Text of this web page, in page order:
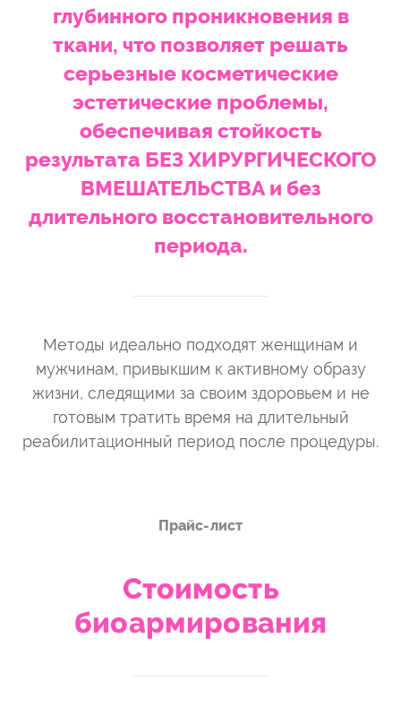
глубинного проникновения в
ткани, что позволяет решать
серьезные косметические
эстетические проблемы,
обеспечивая стойкость
результата БЕЗ ХИРУРГИЧЕСКОГО
ВМЕШАТЕЛЬСТВА и без
длительного восстановительного
периода.
Методы идеально подходят женщинам и
мужчинам, привыкшим к активному образу
жизни, следящими за своим здоровьем и не
готовым тратить время на длительный
реабилитационный период после процедуры.
Прайс-лист
Стоимость
биоармирования